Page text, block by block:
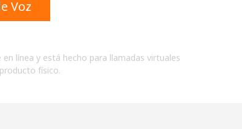
Voz
línea y está hecho para llamadas virtuales
físico.